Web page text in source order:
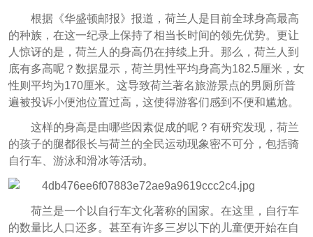
根据《华盛顿邮报》报道，荷兰人是目前全球身高最高
的种族，在这一纪录上保持了相当长时间的领先优势。更让
人惊讶的是，荷兰人的身高仍在持续上升。那么，荷兰人到
底有多高呢？数据显示，荷兰男性平均身高为182.5厘米，女
性则平均为170厘米。这导致荷兰著名旅游景点的男厕所普
遍被投诉小便池位置过高，这使得游客们感到不便和尴尬。
这样的身高是由哪些因素促成的呢？有研究发现，荷兰
的孩子的腿都很长与荷兰的全民运动现象密不可分，包括骑
自行车、游泳和滑冰等活动。
荷兰是一个以自行车文化著称的国家。在这里，自行车
的数量比人口还多。甚至有许多三岁以下的儿童便开始在自